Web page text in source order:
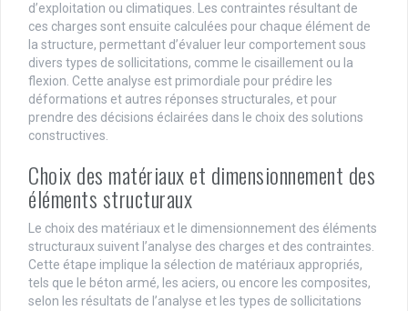
d’exploitation ou climatiques. Les contraintes résultant de
ces charges sont ensuite calculées pour chaque élément de
la structure, permettant d’évaluer leur comportement sous
divers types de sollicitations, comme le cisaillement ou la
flexion. Cette analyse est primordiale pour prédire les
déformations et autres réponses structurales, et pour
prendre des décisions éclairées dans le choix des solutions
constructives.
Choix des matériaux et dimensionnement des
éléments structuraux
Le choix des matériaux et le dimensionnement des éléments
structuraux suivent l’analyse des charges et des contraintes.
Cette étape implique la sélection de matériaux appropriés,
tels que le béton armé, les aciers, ou encore les composites,
selon les résultats de l’analyse et les types de sollicitations